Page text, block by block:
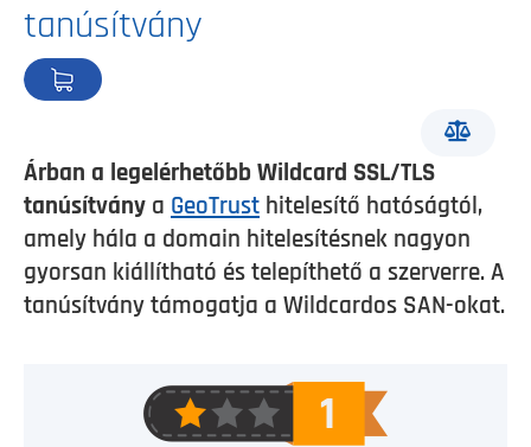
tanúsítvány
Árban a legelérhetőbb Wildcard SSL/TLS
tanúsítvány a GeoTrust hitelesítő hatóságtól,
amely hála a domain hitelesítésnek nagyon
gyorsan kiállítható és telepíthető a szerverre. A
tanúsítvány támogatja a Wildcardos SAN-okat.